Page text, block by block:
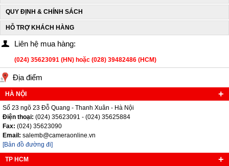
QUY ĐỊNH & CHÍNH SÁCH
HỖ TRỢ KHÁCH HÀNG
Liên hệ mua hàng:
(024) 35623091 (HN) hoặc (028) 39482486 (HCM)
Địa điểm
HÀ NỘI
Số 23 ngõ 23 Đỗ Quang - Thanh Xuân - Hà Nội
Điện thoại: (024) 35623091 - (024) 35625884
Fax: (024) 35623090
Email: salemb@cameraonline.vn
[Bản đồ đường đi]
TP HCM